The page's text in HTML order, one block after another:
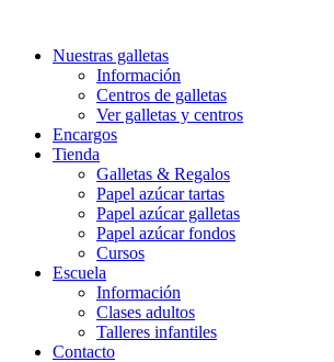
Nuestras galletas
Información
Centros de galletas
Ver galletas y centros
Encargos
Tienda
Galletas & Regalos
Papel azúcar tartas
Papel azúcar galletas
Papel azúcar fondos
Cursos
Escuela
Información
Clases adultos
Talleres infantiles
Contacto